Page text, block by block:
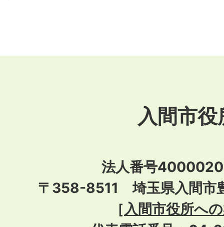
入間市役
法人番号
〒358-8511 埼玉県入間市
［入間市役所へ